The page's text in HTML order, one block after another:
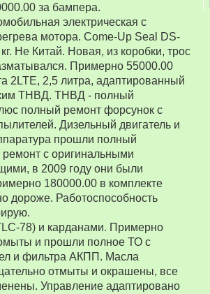
за бампера.
электрическая с
мотора. Come-Up Seal DS-
Не Китай. Новая, из коробки, трос
Примерно 55000.00
2LTE, 2,5 литра, адаптированный
ТНВД. ТНВД - полный
полный ремонт форсунок с
Дизельный двигатель и
прошли полный
ремонт с оригинальными
в 2009 году они были
180000.00 в комплекте
дороже. Работоспособность
78) и карданами. Примерно
и прошли полное ТО с
и фильтра АКПП. Масла
отмыты и окрашены, все
Управление адаптировано